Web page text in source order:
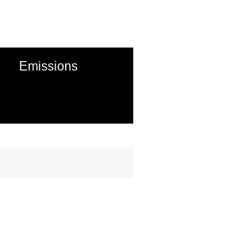
Emissions